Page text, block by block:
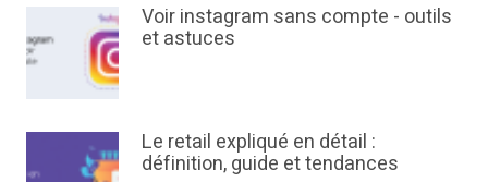
Voir instagram sans compte - outils
et astuces
Le retail expliqué en détail :
définition, guide et tendances